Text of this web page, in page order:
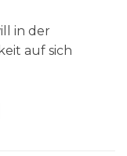
in der
auf sich